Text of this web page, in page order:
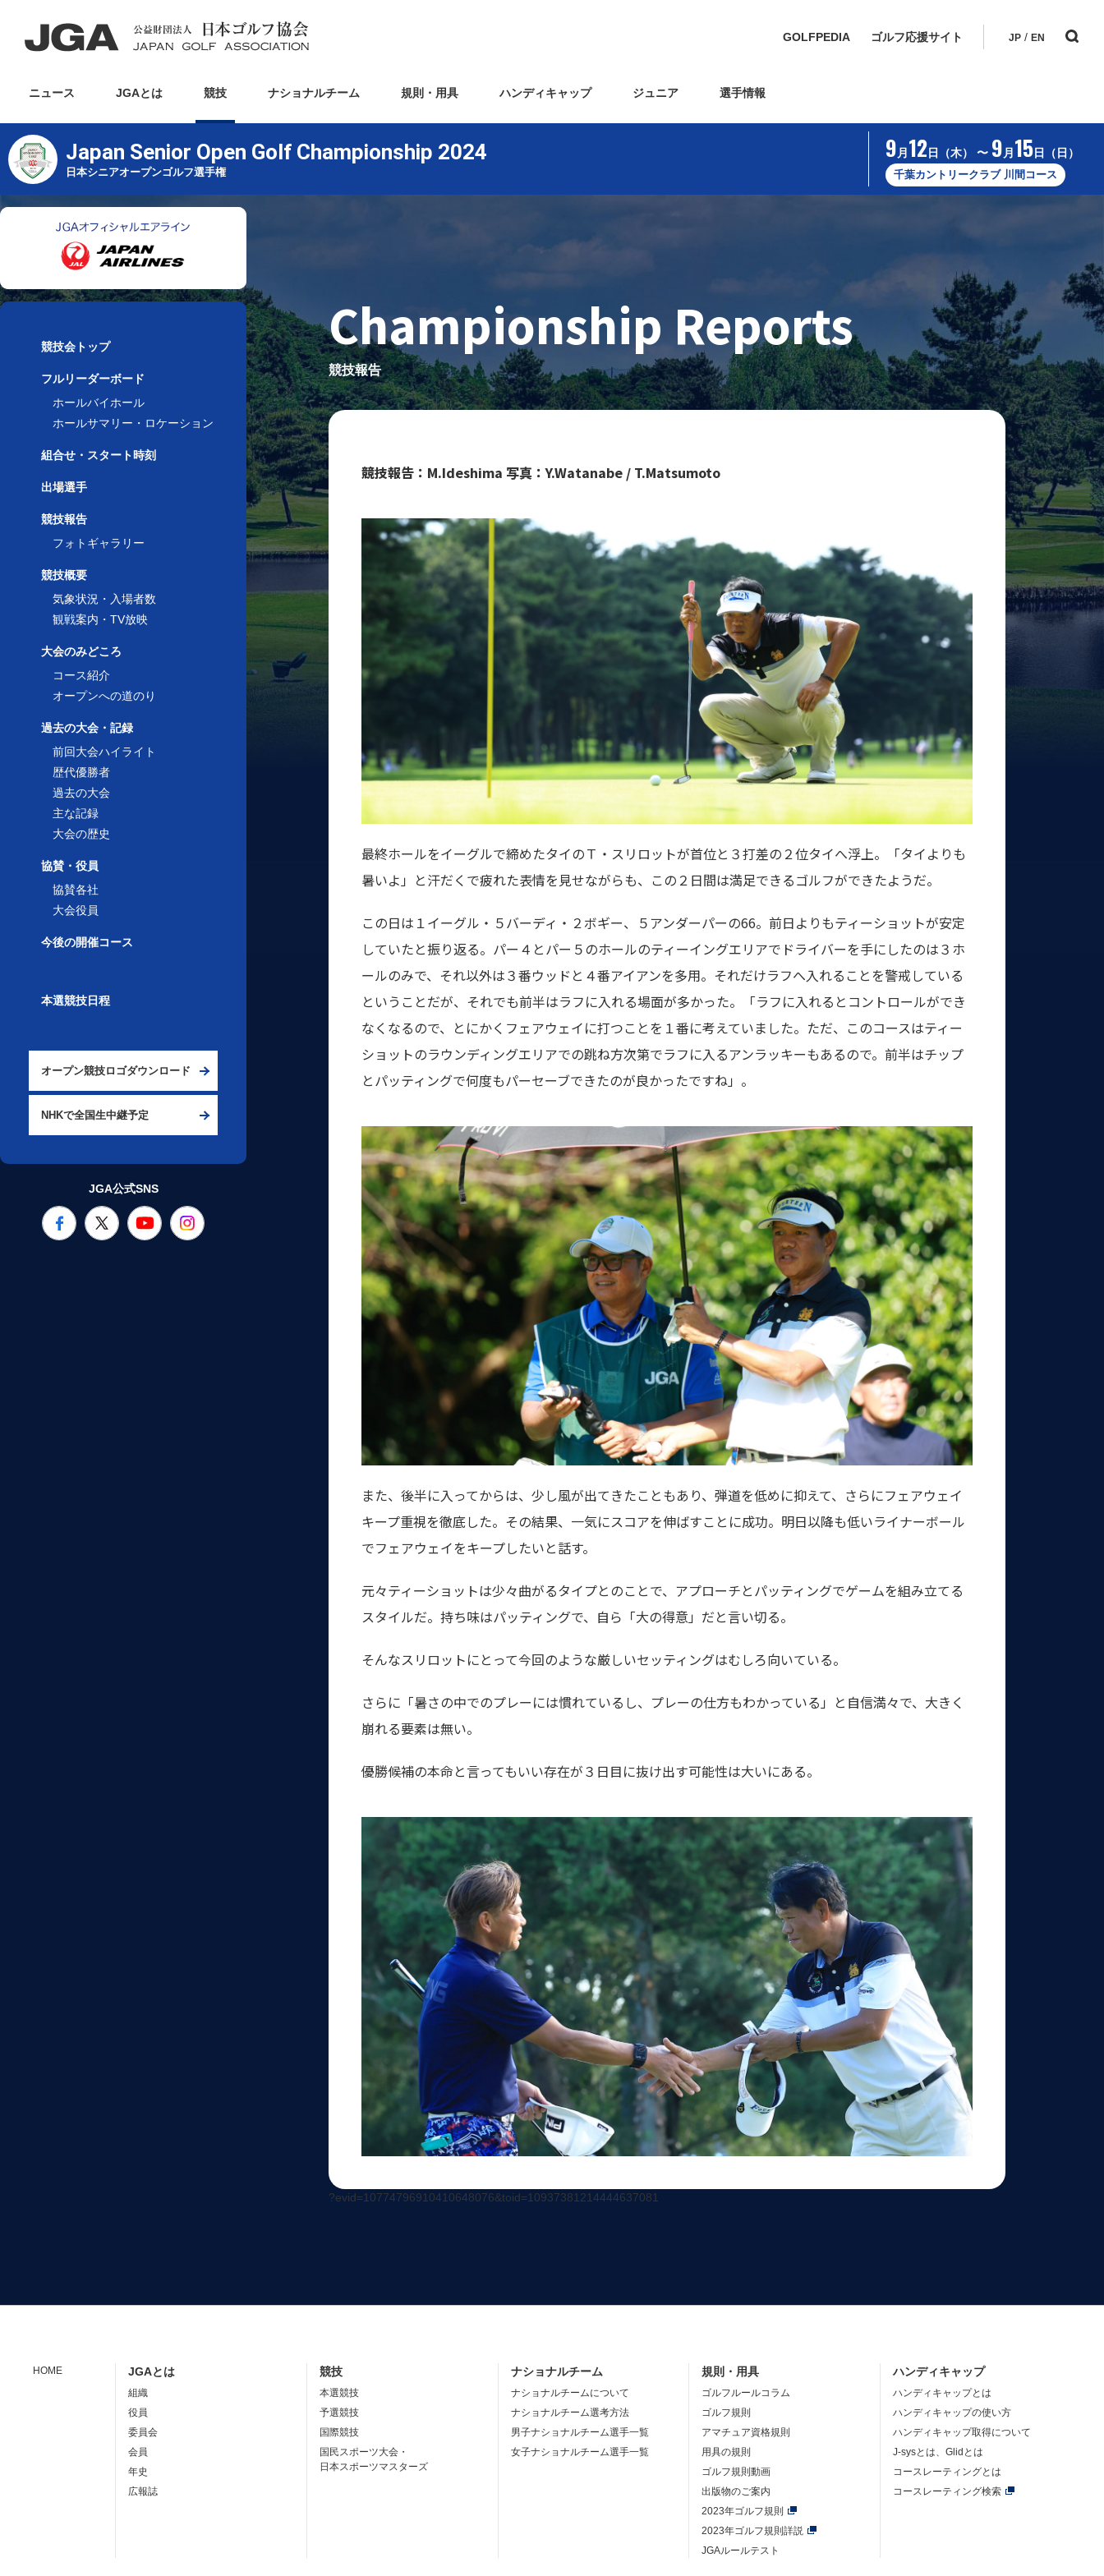
GOLFPEDIA ゴルフ応援サイト JP / EN
ニュース JGAとは 競技 ナショナルチーム 規則・用具 ハンディキャップ ジュニア 選手情報
Japan Senior Open Golf Championship 2024
日本シニアオープンゴルフ選手権
9 月 12日（木） 〜 9 月 15日（日）
千葉カントリークラブ 川間コース
Championship Reports
競技報告
競技報告：M.Ideshima 写真：Y.Watanabe / T.Matsumoto
最終ホールをイーグルで締めたタイのＴ・スリロットが首位と３打差の２位タイへ浮上。「タイよりも
暑いよ」と汗だくで疲れた表情を見せながらも、この２日間は満足できるゴルフができたようだ。
この日は１イーグル・５バーディ・２ボギー、５アンダーパーの66。前日よりもティーショットが安定
していたと振り返る。パー４とパー５のホールのティーイングエリアでドライバーを手にしたのは３ホ
ールのみで、それ以外は３番ウッドと４番アイアンを多用。それだけラフへ入れることを警戒している
ということだが、それでも前半はラフに入れる場面が多かった。「ラフに入れるとコントロールができ
なくなるので、とにかくフェアウェイに打つことを１番に考えていました。ただ、このコースはティー
ショットのラウンディングエリアでの跳ね方次第でラフに入るアンラッキーもあるので。前半はチップ
とパッティングで何度もパーセーブできたのが良かったですね」。
また、後半に入ってからは、少し風が出てきたこともあり、弾道を低めに抑えて、さらにフェアウェイ
キープ重視を徹底した。その結果、一気にスコアを伸ばすことに成功。明日以降も低いライナーボール
でフェアウェイをキープしたいと話す。
元々ティーショットは少々曲がるタイプとのことで、アプローチとパッティングでゲームを組み立てる
スタイルだ。持ち味はパッティングで、自ら「大の得意」だと言い切る。
そんなスリロットにとって今回のような厳しいセッティングはむしろ向いている。
さらに「暑さの中でのプレーには慣れているし、プレーの仕方もわかっている」と自信満々で、大きく
崩れる要素は無い。
優勝候補の本命と言ってもいい存在が３日目に抜け出す可能性は大いにある。
?evid=10774796910410648076&toid=10937381214444637081
競技会トップ
フルリーダーボード
ホールバイホール
ホールサマリー・ロケーション
組合せ・スタート時刻
出場選手
競技報告
フォトギャラリー
競技概要
気象状況・入場者数
観戦案内・TV放映
大会のみどころ
コース紹介
オープンへの道のり
過去の大会・記録
前回大会ハイライト
歴代優勝者
過去の大会
主な記録
大会の歴史
協賛・役員
協賛各社
大会役員
今後の開催コース
本選競技日程
オープン競技ロゴダウンロード
NHKで全国生中継予定
JGA公式SNS
HOME JGAとは
組織
役員
委員会
会員
年史
広報誌
競技
本選競技
予選競技
国際競技
国民スポーツ大会・
日本スポーツマスターズ
ナショナルチーム
ナショナルチームについて
ナショナルチーム選考方法
男子ナショナルチーム選手一覧
女子ナショナルチーム選手一覧
規則・用具
ゴルフルールコラム
ゴルフ規則
アマチュア資格規則
用具の規則
ゴルフ規則動画
出版物のご案内
2023年ゴルフ規則
2023年ゴルフ規則詳説
JGAルールテスト
ハンディキャップ
ハンディキャップとは
ハンディキャップの使い方
ハンディキャップ取得について
J-sysとは、Glidとは
コースレーティングとは
コースレーティング検索